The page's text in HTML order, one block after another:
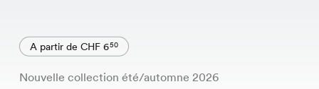
A partir de CHF 650
Nouvelle collection été/automne 2026